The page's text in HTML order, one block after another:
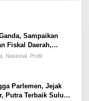
Sampaikan
Fiskal Daerah,
RI
Nasional, Profil
Parlemen, Jejak
Putra Terbaik Suluun